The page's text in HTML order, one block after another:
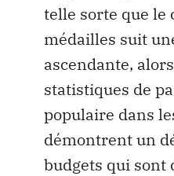
telle sorte que le
médailles suit
ascendante,
statistiques de
populaire dans
démontrent un
budgets qui sont